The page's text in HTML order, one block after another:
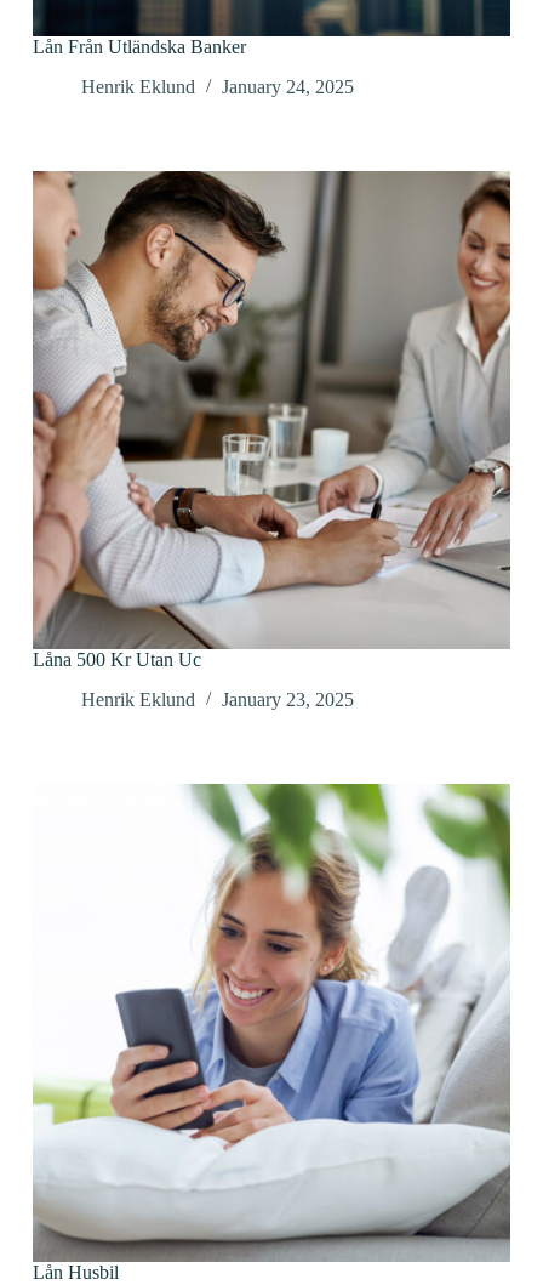
Lån Från Utländska Banker
Henrik Eklund
January 24, 2025
Låna 500 Kr Utan Uc
Henrik Eklund
January 23, 2025
Lån Husbil